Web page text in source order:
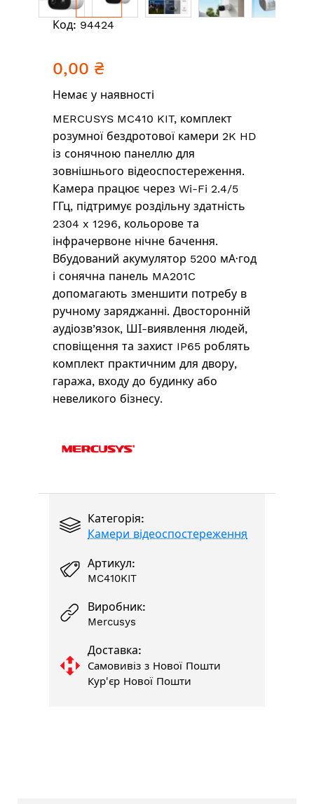
Перейти
галереї
Код: 94424
0,00 ₴
Немає у наявності
MERCUSYS MC410 KIT, комплект
розумної бездротової камери 2K HD
із сонячною панеллю для
зовнішнього відеоспостереження.
Камера працює через Wi-Fi 2.4/5
ГГц, підтримує роздільну здатність
2304 x 1296, кольорове та
інфрачервоне нічне бачення.
Вбудований акумулятор 5200 мА·год
і сонячна панель MA201C
допомагають зменшити потребу в
ручному заряджанні. Двосторонній
аудіозв’язок, ШІ-виявлення людей,
сповіщення та захист IP65 роблять
комплект практичним для двору,
гаража, входу до будинку або
невеликого бізнесу.
Категорія:
Камери відеоспостереження
Артикул:
MC410KIT
Виробник:
Mercusys
Доставка:
Самовивіз з Нової Пошти
Кур'єр Нової Пошти